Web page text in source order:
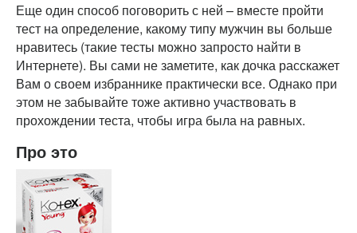
Еще один способ поговорить с ней – вместе пройти
тест на определение, какому типу мужчин вы больше
нравитесь (такие тесты можно запросто найти в
Интернете). Вы сами не заметите, как дочка расскажет
Вам о своем избраннике практически все. Однако при
этом не забывайте тоже активно участвовать в
прохождении теста, чтобы игра была на равных.
Про это